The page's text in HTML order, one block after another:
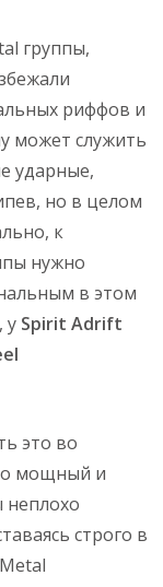
группы,
риффов и
может служить
ударные,
но в целом
к
нужно
в этом
у Spirit Adrift
это во
мощный и
строго в